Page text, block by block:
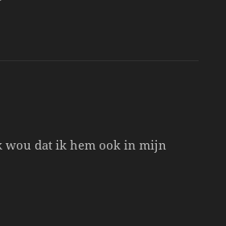
wou dat ik hem ook in mijn